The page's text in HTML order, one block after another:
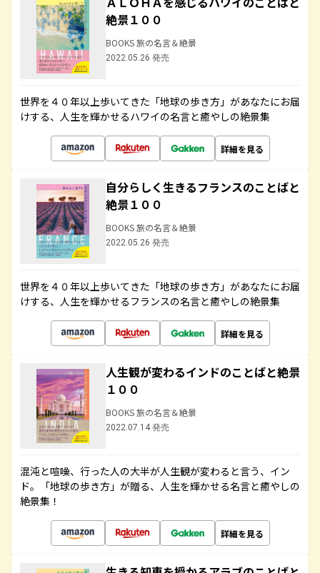
絶景１００
BOOKS 旅の名言＆絶景
2022.05.26 発売
世界を４０年以上歩いてきた「地球の歩き方」があなたにお届
けする、人生を輝かせるハワイの名言と癒やしの絶景集
詳細を見る
自分らしく生きるフランスのことばと
絶景１００
BOOKS 旅の名言＆絶景
2022.05.26 発売
世界を４０年以上歩いてきた「地球の歩き方」があなたにお届
けする、人生を輝かせるフランスの名言と癒やしの絶景集
詳細を見る
人生観が変わるインドのことばと絶景
１００
BOOKS 旅の名言＆絶景
2022.07.14 発売
混沌と喧噪、行った人の大半が人生観が変わると言う、イン
ド。「地球の歩き方」が贈る、人生を輝かせる名言と癒やしの
絶景集！
詳細を見る